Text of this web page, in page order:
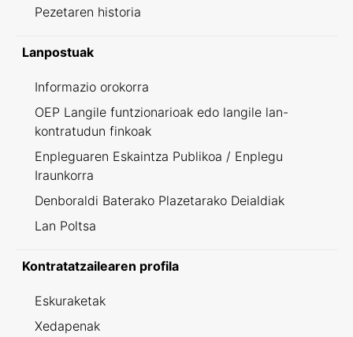
Pezetaren historia
Lanpostuak
Informazio orokorra
OEP Langile funtzionarioak edo langile lan-
kontratudun finkoak
Enpleguaren Eskaintza Publikoa / Enplegu
Iraunkorra
Denboraldi Baterako Plazetarako Deialdiak
Lan Poltsa
Kontratatzailearen profila
Eskuraketak
Xedapenak